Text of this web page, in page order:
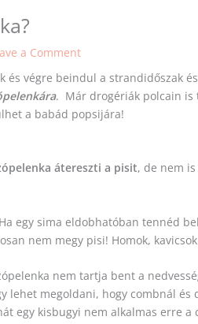
a Comment
végre beindul a strandidőszak
. Már drogériák polcain is
a babád popsijára!
átereszti a pisit, de nem
Ha egy sima eldobhatóban tennéd
nem megy pisi! Homok,
nem tartja bent a
lehet megoldani, hogy combnál és
egy kisbugyi nem alkalmas erre a